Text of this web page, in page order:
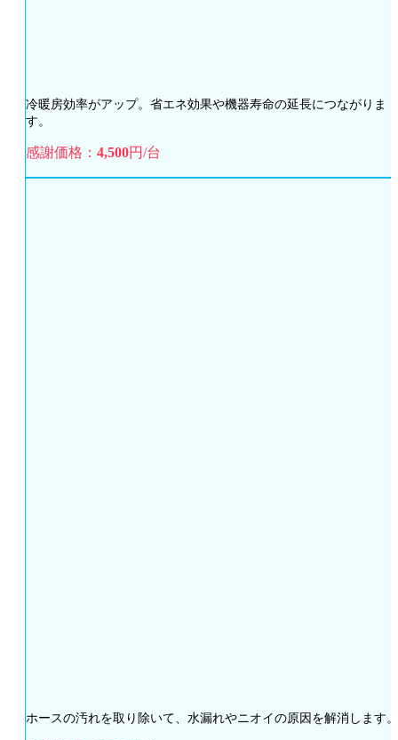
冷暖房効率がアップ。省エネ効果や機器寿命の延長につながりま
す。
感謝価格： 4,500円/台
ホースの汚れを取り除いて、水漏れやニオイの原因を解消します。